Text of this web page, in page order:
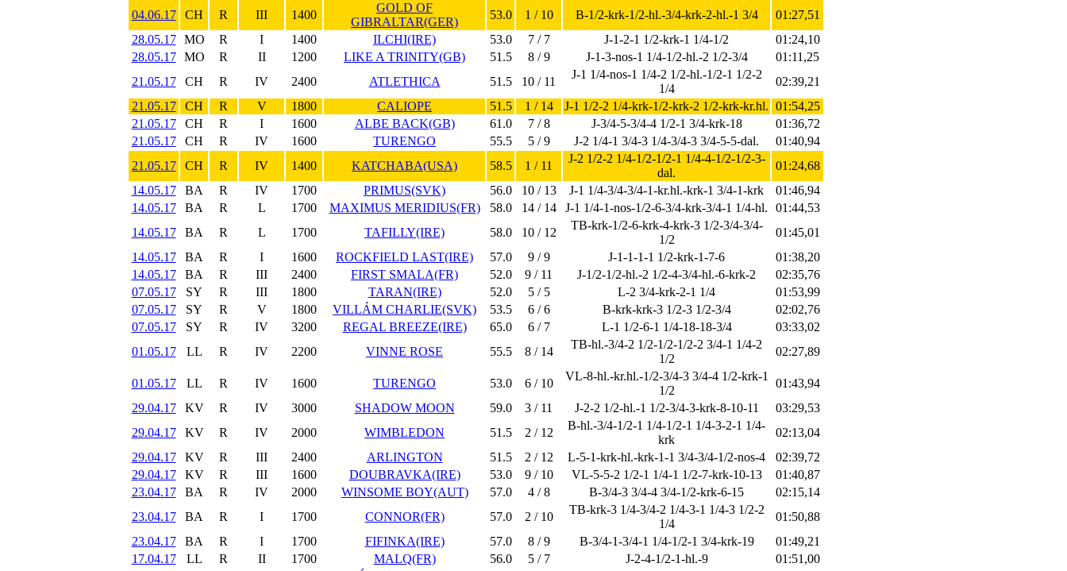
04.06.17
CH R III 1400
GOLD OF
GIBRALTAR(GER)
53.0 1 / 10 B-1/2-krk-1/2-hl.-3/4-krk-2-hl.-1 3/4
01:27,51
28.05.17
MO R I 1400 ILCHI(IRE) 53.0 7 / 7 J-1-2-1 1/2-krk-1 1/4-1/2
01:24,10
28.05.17
MO R II 1200 LIKE A TRINITY(GB) 51.5 8 / 9 J-1-3-nos-1 1/4-1/2-hl.-2 1/2-3/4
01:11,25
21.05.17
CH R IV 2400 ATLETHICA 51.5 10 / 11
J-1 1/4-nos-1 1/4-2 1/2-hl.-1/2-1 1/2-2
1/4
02:39,21
21.05.17
CH R V 1800 CALIOPE 51.5 1 / 14 J-1 1/2-2 1/4-krk-1/2-krk-2 1/2-krk-kr.hl. 01:54,25
21.05.17
CH R I 1600 ALBE BACK(GB) 61.0 7 / 8 J-3/4-5-3/4-4 1/2-1 3/4-krk-18
01:36,72
21.05.17
CH R IV 1600 TURENGO 55.5 5 / 9 J-2 1/4-1 3/4-3 1/4-3/4-3 3/4-5-5-dal.
01:40,94
21.05.17
CH R IV 1400 KATCHABA(USA) 58.5 1 / 11
J-2 1/2-2 1/4-1/2-1/2-1 1/4-4-1/2-1/2-3-
dal.
01:24,68
14.05.17
BA R IV 1700 PRIMUS(SVK) 56.0 10 / 13 J-1 1/4-3/4-3/4-1-kr.hl.-krk-1 3/4-1-krk
01:46,94
14.05.17
BA R L 1700 MAXIMUS MERIDIUS(FR) 58.0 14 / 14 J-1 1/4-1-nos-1/2-6-3/4-krk-3/4-1 1/4-hl.
01:44,53
14.05.17
BA R L 1700 TAFILLY(IRE) 58.0 10 / 12
TB-krk-1/2-6-krk-4-krk-3 1/2-3/4-3/4-
1/2
01:45,01
14.05.17
BA R I 1600 ROCKFIELD LAST(IRE) 57.0 9 / 9 J-1-1-1-1 1/2-krk-1-7-6
01:38,20
14.05.17
BA R III 2400 FIRST SMALA(FR) 52.0 9 / 11 J-1/2-1/2-hl.-2 1/2-4-3/4-hl.-6-krk-2
02:35,76
07.05.17
SY R III 1800 TARAN(IRE) 52.0 5 / 5 L-2 3/4-krk-2-1 1/4
01:53,99
07.05.17
SY R V 1800 VILLÁM CHARLIE(SVK) 53.5 6 / 6 B-krk-krk-3 1/2-3 1/2-3/4
02:02,76
07.05.17
SY R IV 3200 REGAL BREEZE(IRE) 65.0 6 / 7 L-1 1/2-6-1 1/4-18-18-3/4
03:33,02
01.05.17
LL R IV 2200 VINNE ROSE 55.5 8 / 14
TB-hl.-3/4-2 1/2-1/2-1/2-2 3/4-1 1/4-2
1/2
02:27,89
01.05.17 LL R IV 1600 TURENGO 53.0 6 / 10
VL-8-hl.-kr.hl.-1/2-3/4-3 3/4-4 1/2-krk-1
1/2
01:43,94
29.04.17
KV R IV 3000 SHADOW MOON 59.0 3 / 11 J-2-2 1/2-hl.-1 1/2-3/4-3-krk-8-10-11
03:29,53
29.04.17
KV R IV 2000 WIMBLEDON 51.5 2 / 12
B-hl.-3/4-1/2-1 1/4-1/2-1 1/4-3-2-1 1/4-
krk
02:13,04
29.04.17
KV R III 2400 ARLINGTON 51.5 2 / 12 L-5-1-krk-hl.-krk-1-1 3/4-3/4-1/2-nos-4
02:39,72
29.04.17
KV R III 1600 DOUBRAVKA(IRE) 53.0 9 / 10 VL-5-5-2 1/2-1 1/4-1 1/2-7-krk-10-13
01:40,87
23.04.17
BA R IV 2000 WINSOME BOY(AUT) 57.0 4 / 8 B-3/4-3 3/4-4 3/4-1/2-krk-6-15
02:15,14
23.04.17
BA R I 1700 CONNOR(FR) 57.0 2 / 10
TB-krk-3 1/4-3/4-2 1/4-3-1 1/4-3 1/2-2
1/4
01:50,88
23.04.17
BA R I 1700 FIFINKA(IRE) 57.0 8 / 9 B-3/4-1-3/4-1 1/4-1/2-1 3/4-krk-19
01:49,21
17.04.17
LL R II 1700 MALQ(FR) 56.0 5 / 7 J-2-4-1/2-1-hl.-9
01:51,00